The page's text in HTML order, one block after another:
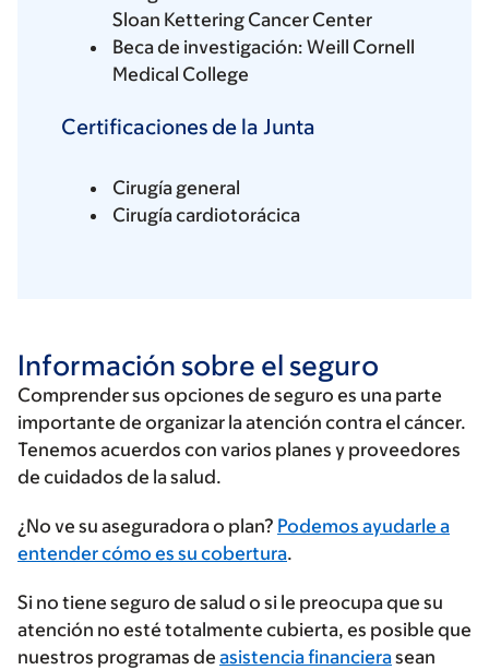
Sloan Kettering Cancer Center
Beca de investigación: Weill Cornell
Medical College
Certificaciones de la Junta
Cirugía general
Cirugía cardiotorácica
Información sobre el seguro
Comprender sus opciones de seguro es una parte
importante de organizar la atención contra el cáncer.
Tenemos acuerdos con varios planes y proveedores
de cuidados de la salud.
Ingrese
su
de
seguros
¿No ve su aseguradora o plan? Podemos ayudarle a
entender cómo es su cobertura.
Si no tiene seguro de salud o si le preocupa que su
atención no esté totalmente cubierta, es posible que
nuestros programas de asistencia financierasean